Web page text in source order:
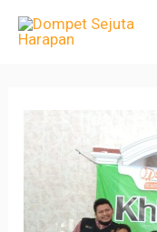
Lewati
Post
navigation